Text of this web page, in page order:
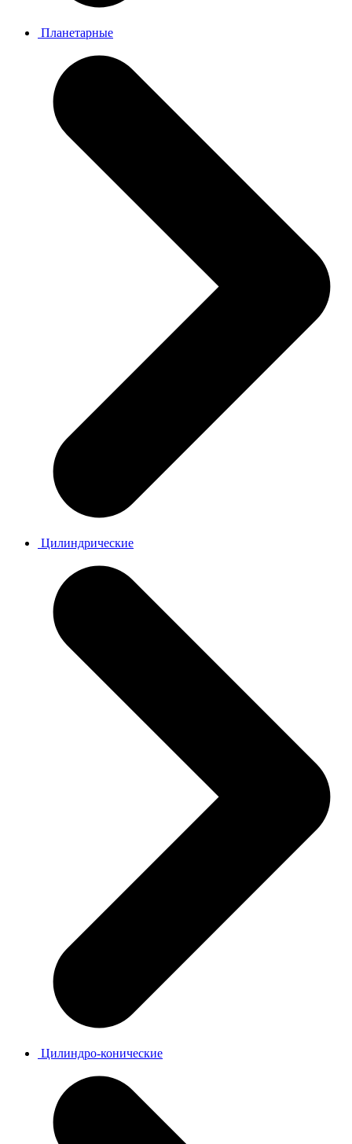
Планетарные
Цилиндрические
Цилиндро-конические